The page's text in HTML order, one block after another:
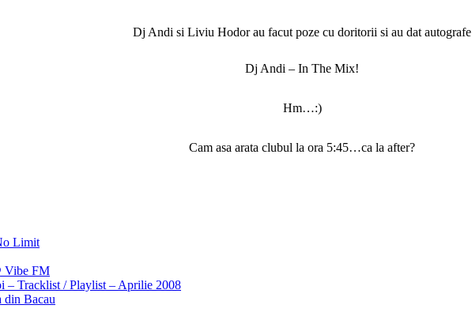
Dj Andi si Liviu Hodor au facut poze cu doritorii si au dat autografe
Dj Andi – In The Mix!
Hm…:)
Cam asa arata clubul la ora 5:45…ca la after?
Limit
Vibe FM
– Tracklist / Playlist – Aprilie 2008
din Bacau